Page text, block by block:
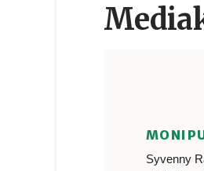
Syvenny